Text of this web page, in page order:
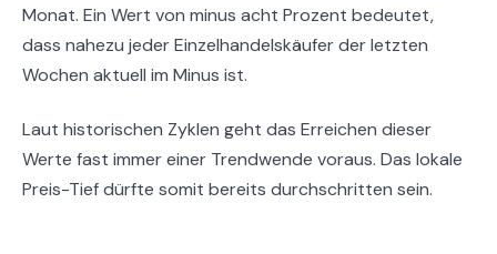
Monat. Ein Wert von minus acht Prozent bedeutet,
dass nahezu jeder Einzelhandelskäufer der letzten
Wochen aktuell im Minus ist.
Laut historischen Zyklen geht das Erreichen dieser
Werte fast immer einer Trendwende voraus. Das lokale
Preis-Tief dürfte somit bereits durchschritten sein.